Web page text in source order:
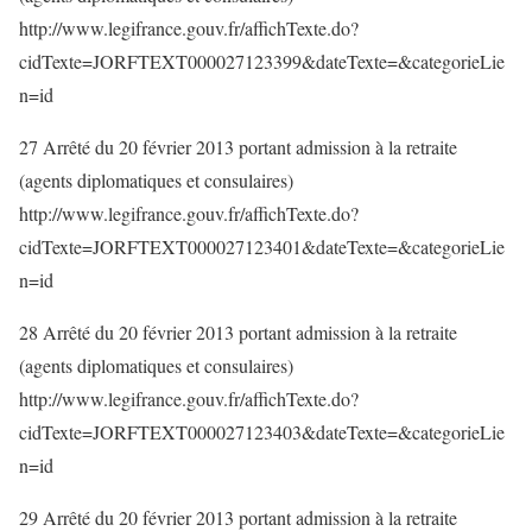
http://www.legifrance.gouv.fr/affichTexte.do?
cidTexte=JORFTEXT000027123399&dateTexte=&categorieLie
n=id
27 Arrêté du 20 février 2013 portant admission à la retraite
(agents diplomatiques et consulaires)
http://www.legifrance.gouv.fr/affichTexte.do?
cidTexte=JORFTEXT000027123401&dateTexte=&categorieLie
n=id
28 Arrêté du 20 février 2013 portant admission à la retraite
(agents diplomatiques et consulaires)
http://www.legifrance.gouv.fr/affichTexte.do?
cidTexte=JORFTEXT000027123403&dateTexte=&categorieLie
n=id
29 Arrêté du 20 février 2013 portant admission à la retraite